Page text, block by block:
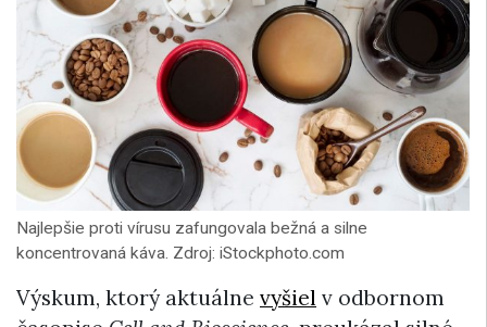
Najlepšie proti vírusu zafungovala bežná a silne
koncentrovaná káva. Zdroj: iStockphoto.com
Výskum, ktorý aktuálne vyšiel v odbornom